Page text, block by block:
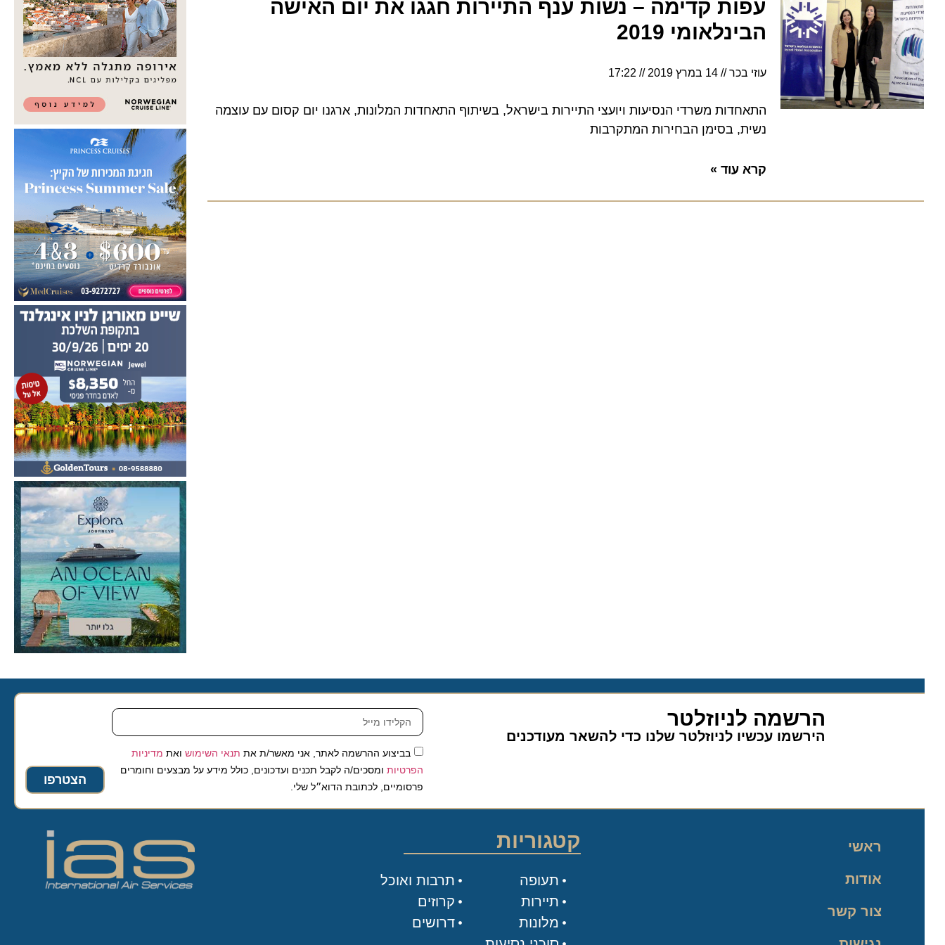
עפות קדימה – נשות ענף התיירות חגגו את יום האישה
הבינלאומי 2019
עוזי בכר 14 במרץ 2019 17:22
התאחדות משרדי הנסיעות ויועצי התיירות בישראל, בשיתוף התאחדות המלונות, ארגנו יום קסום עם עוצמה
נשית, בסימן הבחירות המתקרבות
קרא עוד »
הרשמה לניוזלטר
הירשמו עכשיו לניוזלטר שלנו כדי להשאר מעודכנים
בביצוע ההרשמה לאתר, אני מאשר/ת אתתנאי השימושואת מדיניות
הפרטיותומסכים/ה לקבל תכנים ועדכונים, כולל מידע על מבצעים וחומרים
פרסומיים, לכתובת הדוא״ל שלי.
הצטרפו
ראשי
אודות
צור קשר
קטגוריות
תעופה
תיירות
מלונות
תרבות ואוכל
קרוזים
דרושים